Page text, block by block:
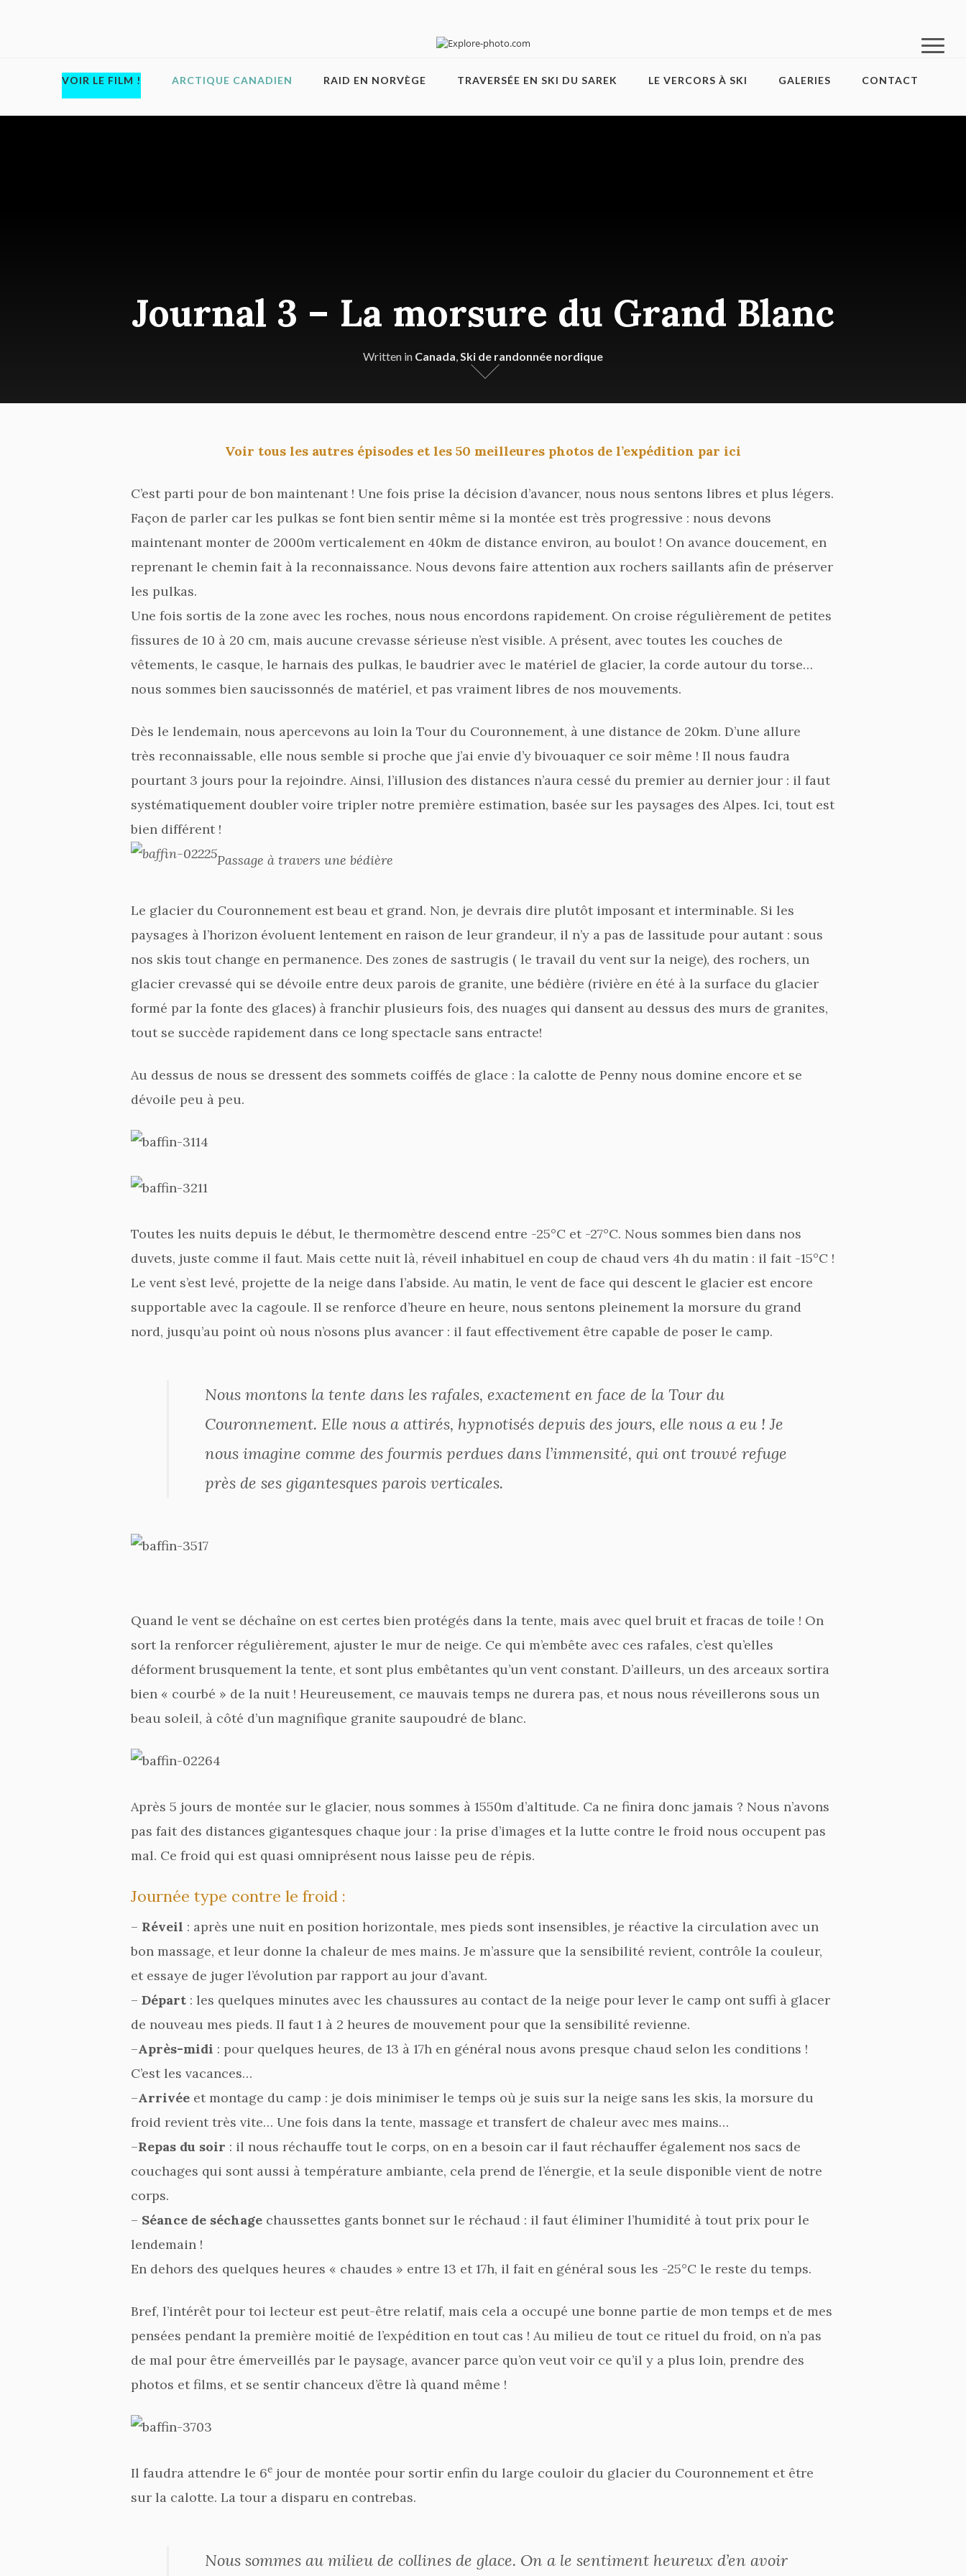
VOIR LE FILM ! ARCTIQUE CANADIEN RAID EN NORVÈGE TRAVERSÉE EN SKI DU SAREK LE VERCORS À SKI GALERIES CONTACT
Journal 3 – La morsure du Grand Blanc
Written in Canada,Ski de randonnée nordique
Voir tous les autres épisodes et les 50 meilleures photos de l’expédition par ici
C’est parti pour de bon maintenant ! Une fois prise la décision d’avancer, nous nous sentons libres et plus légers.
Façon de parler car les pulkas se font bien sentir même si la montée est très progressive : nous devons
maintenant monter de 2000m verticalement en 40km de distance environ, au boulot ! On avance doucement, en
reprenant le chemin fait à la reconnaissance. Nous devons faire attention aux rochers saillants afin de préserver
les pulkas.
Une fois sortis de la zone avec les roches, nous nous encordons rapidement. On croise régulièrement de petites
fissures de 10 à 20 cm, mais aucune crevasse sérieuse n’est visible. A présent, avec toutes les couches de
vêtements, le casque, le harnais des pulkas, le baudrier avec le matériel de glacier, la corde autour du torse…
nous sommes bien saucissonnés de matériel, et pas vraiment libres de nos mouvements.
Dès le lendemain, nous apercevons au loin la Tour du Couronnement, à une distance de 20km. D’une allure
très reconnaissable, elle nous semble si proche que j’ai envie d’y bivouaquer ce soir même ! Il nous faudra
pourtant 3 jours pour la rejoindre. Ainsi, l’illusion des distances n’aura cessé du premier au dernier jour : il faut
systématiquement doubler voire tripler notre première estimation, basée sur les paysages des Alpes. Ici, tout est
bien différent !
Passage à travers une bédière
Le glacier du Couronnement est beau et grand. Non, je devrais dire plutôt imposant et interminable. Si les
paysages à l’horizon évoluent lentement en raison de leur grandeur, il n’y a pas de lassitude pour autant : sous
nos skis tout change en permanence. Des zones de sastrugis ( le travail du vent sur la neige), des rochers, un
glacier crevassé qui se dévoile entre deux parois de granite, une bédière (rivière en été à la surface du glacier
formé par la fonte des glaces) à franchir plusieurs fois, des nuages qui dansent au dessus des murs de granites,
tout se succède rapidement dans ce long spectacle sans entracte!
Au dessus de nous se dressent des sommets coiffés de glace : la calotte de Penny nous domine encore et se
dévoile peu à peu.
Toutes les nuits depuis le début, le thermomètre descend entre -25°C et -27°C. Nous sommes bien dans nos
duvets, juste comme il faut. Mais cette nuit là, réveil inhabituel en coup de chaud vers 4h du matin : il fait -15°C !
Le vent s’est levé, projette de la neige dans l’abside. Au matin, le vent de face qui descent le glacier est encore
supportable avec la cagoule. Il se renforce d’heure en heure, nous sentons pleinement la morsure du grand
nord, jusqu’au point où nous n’osons plus avancer : il faut effectivement être capable de poser le camp.
Nous montons la tente dans les rafales, exactement en face de la Tour du
Couronnement. Elle nous a attirés, hypnotisés depuis des jours, elle nous a eu ! Je
nous imagine comme des fourmis perdues dans l’immensité, qui ont trouvé refuge
près de ses gigantesques parois verticales.
Quand le vent se déchaîne on est certes bien protégés dans la tente, mais avec quel bruit et fracas de toile ! On
sort la renforcer régulièrement, ajuster le mur de neige. Ce qui m’embête avec ces rafales, c’est qu’elles
déforment brusquement la tente, et sont plus embêtantes qu’un vent constant. D’ailleurs, un des arceaux sortira
bien « courbé » de la nuit ! Heureusement, ce mauvais temps ne durera pas, et nous nous réveillerons sous un
beau soleil, à côté d’un magnifique granite saupoudré de blanc.
Après 5 jours de montée sur le glacier, nous sommes à 1550m d’altitude. Ca ne finira donc jamais ? Nous n’avons
pas fait des distances gigantesques chaque jour : la prise d’images et la lutte contre le froid nous occupent pas
mal. Ce froid qui est quasi omniprésent nous laisse peu de répis.
Journée type contre le froid :
– Réveil : après une nuit en position horizontale, mes pieds sont insensibles, je réactive la circulation avec un
bon massage, et leur donne la chaleur de mes mains. Je m’assure que la sensibilité revient, contrôle la couleur,
et essaye de juger l’évolution par rapport au jour d’avant.
– Départ : les quelques minutes avec les chaussures au contact de la neige pour lever le camp ont suffi à glacer
de nouveau mes pieds. Il faut 1 à 2 heures de mouvement pour que la sensibilité revienne.
–Après-midi : pour quelques heures, de 13 à 17h en général nous avons presque chaud selon les conditions !
C’est les vacances…
–Arrivée et montage du camp : je dois minimiser le temps où je suis sur la neige sans les skis, la morsure du
froid revient très vite… Une fois dans la tente, massage et transfert de chaleur avec mes mains…
–Repas du soir : il nous réchauffe tout le corps, on en a besoin car il faut réchauffer également nos sacs de
couchages qui sont aussi à température ambiante, cela prend de l’énergie, et la seule disponible vient de notre
corps.
– Séance de séchage chaussettes gants bonnet sur le réchaud : il faut éliminer l’humidité à tout prix pour le
lendemain !
En dehors des quelques heures « chaudes » entre 13 et 17h, il fait en général sous les -25°C le reste du temps.
Bref, l’intérêt pour toi lecteur est peut-être relatif, mais cela a occupé une bonne partie de mon temps et de mes
pensées pendant la première moitié de l’expédition en tout cas ! Au milieu de tout ce rituel du froid, on n’a pas
de mal pour être émerveillés par le paysage, avancer parce qu’on veut voir ce qu’il y a plus loin, prendre des
photos et films, et se sentir chanceux d’être là quand même !
Il faudra attendre le 6e jour de montée pour sortir enfin du large couloir du glacier du Couronnement et être
sur la calotte. La tour a disparu en contrebas.
Nous sommes au milieu de collines de glace. On a le sentiment heureux d’en avoir